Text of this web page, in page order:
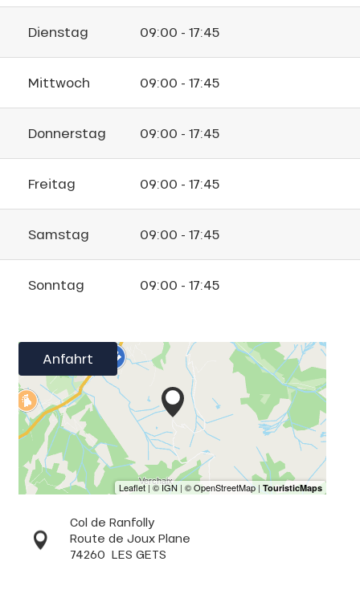
Dienstag 09:00 - 17:45
Mittwoch 09:00 - 17:45
Donnerstag 09:00 - 17:45
Freitag 09:00 - 17:45
Samstag 09:00 - 17:45
Sonntag 09:00 - 17:45
Anfahrt
Col de Ranfolly
Route de Joux Plane
74260 LES GETS